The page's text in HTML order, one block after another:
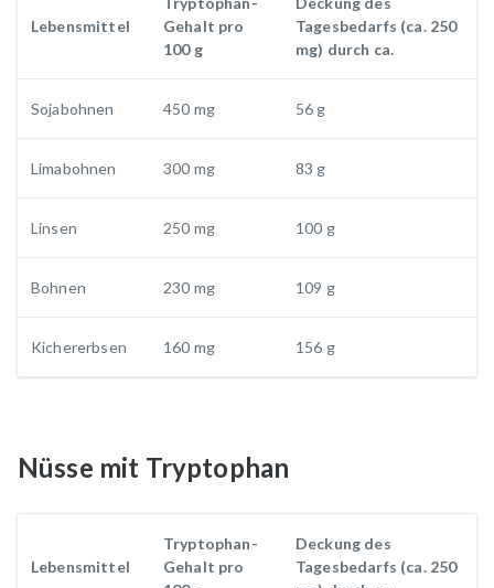
Lebensmittel
Gehalt pro
100 g
Tagesbedarfs (ca. 250
mg) durch ca.
Sojabohnen 450 mg 56 g
Limabohnen 300 mg 83 g
Linsen 250 mg 100 g
Bohnen 230 mg 109 g
Kichererbsen 160 mg 156 g
Nüsse mit Tryptophan
Lebensmittel
Tryptophan-
Gehalt pro
Deckung des
Tagesbedarfs (ca. 250